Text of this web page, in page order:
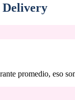
Delivery
promedio, eso